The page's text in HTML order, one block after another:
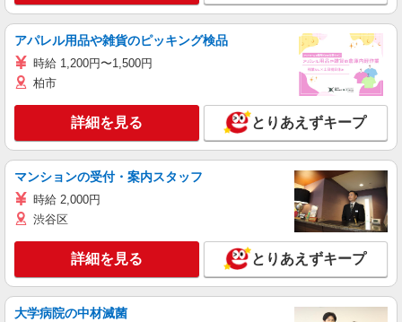
アパレル用品や雑貨のピッキング検品
時給 1,200円〜1,500円
柏市
詳細を見る とりあえずキープ
マンションの受付・案内スタッフ
時給 2,000円
渋谷区
詳細を見る とりあえずキープ
大学病院の中材滅菌